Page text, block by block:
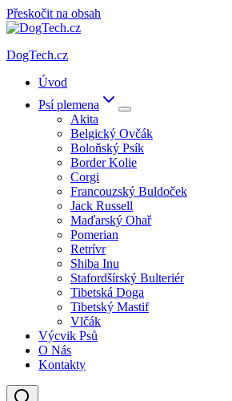
Přeskočit na obsah
DogTech.cz
Úvod
Psí plemena
Akita
Belgický Ovčák
Boloňský Psík
Border Kolie
Corgi
Francouzský Buldoček
Jack Russell
Maďarský Ohař
Pomerian
Retrívr
Shiba Inu
Stafordšírský Bulteriér
Tibetská Doga
Tibetský Mastif
Vlčák
Výcvik Psů
O Nás
Kontakty